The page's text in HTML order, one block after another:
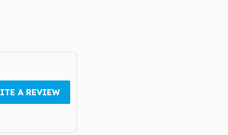
A REVIEW